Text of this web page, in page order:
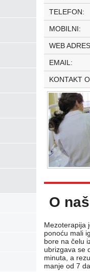
TELEFON:
MOBILNI:
WEB
EMAIL:
KONTAKT
O
Mezoterapija
ponoću mali
bore na čelu
ubrizgava se
minuta, a
manje od 7